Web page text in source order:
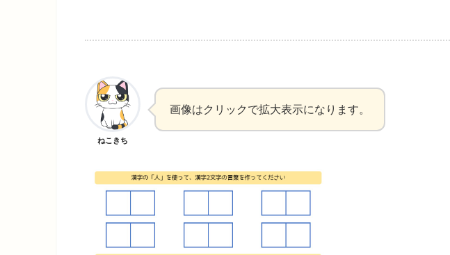
ねこきち
画像はクリックで拡大表示になります。